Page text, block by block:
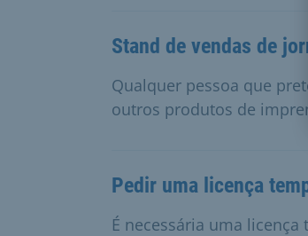
Stand de vendas de
Qualquer pessoa que
outros produtos de
Pedir uma licença
É necessária uma